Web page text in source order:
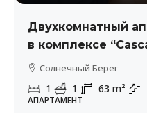
Двухкомнатный
в комплексе
Солнечный Берег
1 1 63 m²
АПАРТАМЕНТ